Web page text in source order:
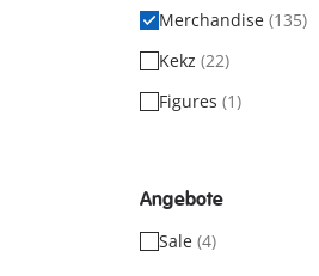
Merchandise (135)
Kekz (22)
Figures (1)
Angebote
Sale (4)